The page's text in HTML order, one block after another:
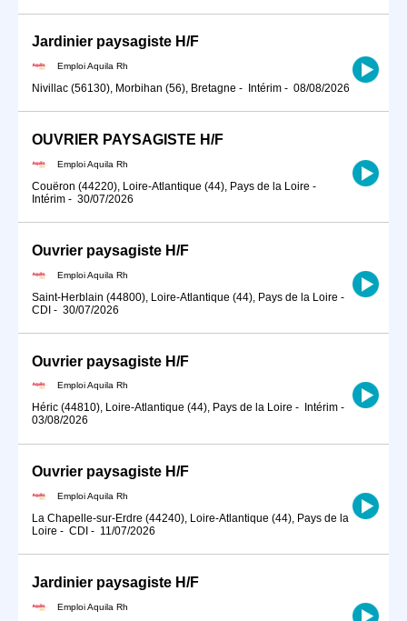
Jardinier paysagiste H/F
Emploi Aquila Rh
Nivillac (56130), Morbihan (56), Bretagne - Intérim - 08/08/2026
OUVRIER PAYSAGISTE H/F
Emploi Aquila Rh
Couëron (44220), Loire-Atlantique (44), Pays de la Loire -
Intérim - 30/07/2026
Ouvrier paysagiste H/F
Emploi Aquila Rh
Saint-Herblain (44800), Loire-Atlantique (44), Pays de la Loire -
CDI - 30/07/2026
Ouvrier paysagiste H/F
Emploi Aquila Rh
Héric (44810), Loire-Atlantique (44), Pays de la Loire - Intérim -
03/08/2026
Ouvrier paysagiste H/F
Emploi Aquila Rh
La Chapelle-sur-Erdre (44240), Loire-Atlantique (44), Pays de la
Loire - CDI - 11/07/2026
Jardinier paysagiste H/F
Emploi Aquila Rh